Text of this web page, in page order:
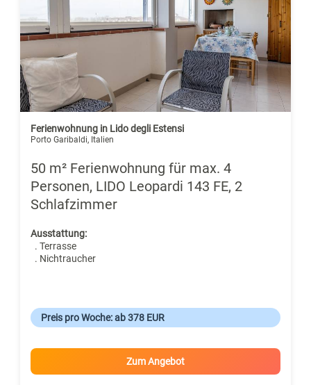
Ferienwohnung in Lido degli Estensi
Porto Garibaldi, Italien
50 m² Ferienwohnung für max. 4
Personen, LIDO Leopardi 143 FE, 2
Schlafzimmer
Ausstattung:
. Terrasse
. Nichtraucher
Preis pro Woche: ab 378 EUR
Zum Angebot